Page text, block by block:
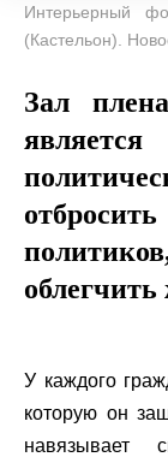
Интерьерный
(Кастельон).
Зал
У каждого
которую он
навязывает